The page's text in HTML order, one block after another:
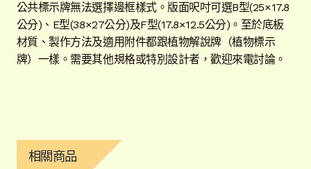
公共標示牌無法選擇邊框樣式。版面呎吋可選B型(25×17.8
公分)、E型(38×27公分)及F型(17.8×12.5公分)。至於底板
材質、製作方法及適用附件都跟植物解說牌（植物標示
牌）一樣。需要其他規格或特別設計者，歡迎來電討論。
相關商品